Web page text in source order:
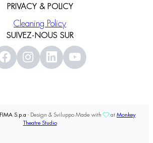
PRIVACY & POLICY
Cleaning Policy
SUIVEZ-NOUS SUR
FIMA S.p.a - Design & Sviluppo Made with at Monkey
Theatre Studio